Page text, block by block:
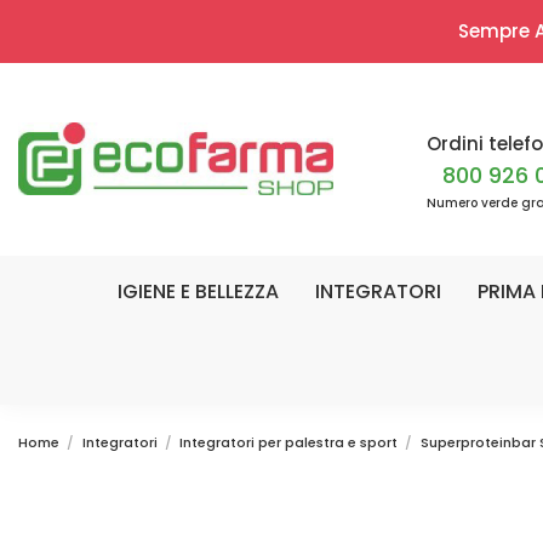
Sempre
Ordini
800 926
Numero verde
IGIENE E BELLEZZA INTEGRATORI PRIMA
Home Integratori Integratori per palestra e sport Superproteinbar